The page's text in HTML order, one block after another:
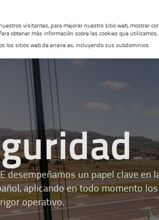
desempeñamos un papel clave en
aplicando en todo momento
operativo.
visitantes, para mejorar nuestro sitio web, mostrar
obtener más información sobre las cookies que
los sitios web de enaire.es, incluyendo sus subdominios.